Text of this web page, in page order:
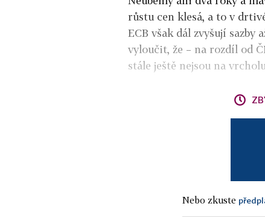
růstu cen klesá, a to v
ECB však dál zvyšují sazby
vyloučit, že – na rozdíl od
stále ještě nejsou na
Nebo zkuste